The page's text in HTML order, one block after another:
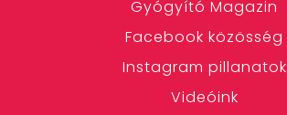
Gyógyító Magazin
Facebook közösség
Instagram pillanatok
Videóink